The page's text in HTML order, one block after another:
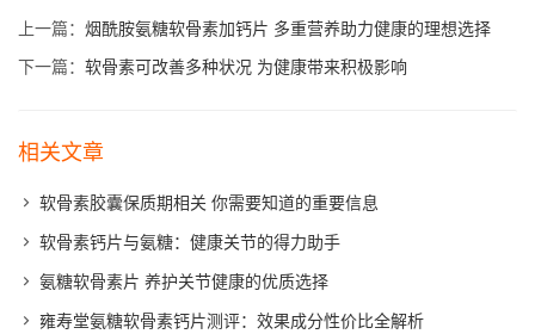
上一篇： 烟酰胺氨糖软骨素加钙片 多重营养助力健康的理想选择
下一篇： 软骨素可改善多种状况 为健康带来积极影响
相关文章
软骨素胶囊保质期相关 你需要知道的重要信息
软骨素钙片与氨糖：健康关节的得力助手
氨糖软骨素片 养护关节健康的优质选择
雍寿堂氨糖软骨素钙片测评：效果成分性价比全解析